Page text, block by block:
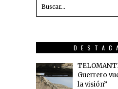
Guerrero
la visión”